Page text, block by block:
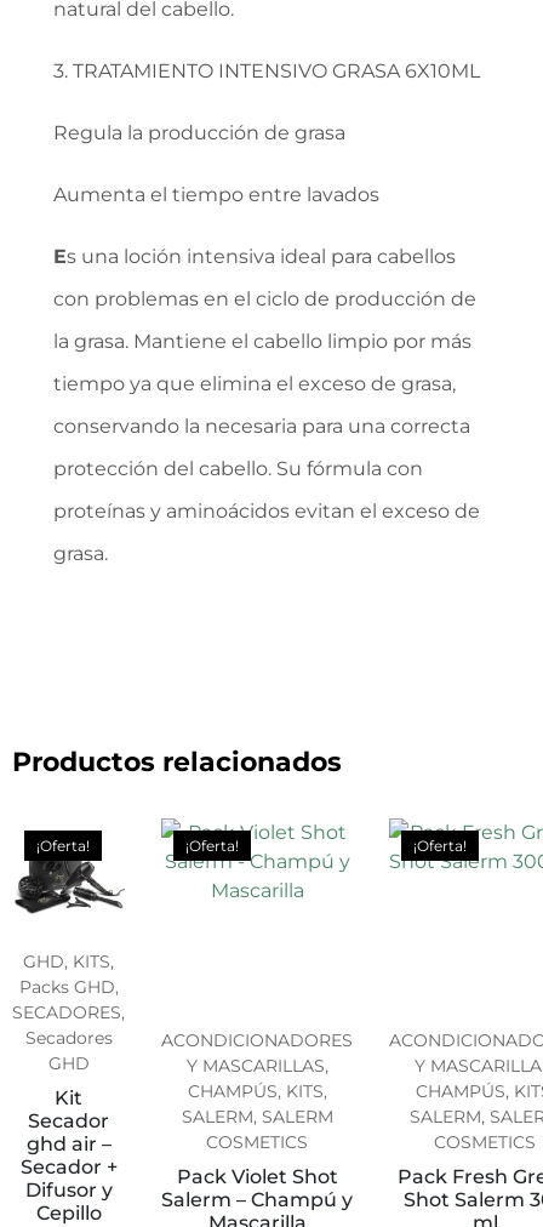
natural del cabello.
3. TRATAMIENTO INTENSIVO GRASA 6X10ML
Regula la producción de grasa
Aumenta el tiempo entre lavados
Es una loción intensiva ideal para cabellos
con problemas en el ciclo de producción de
la grasa. Mantiene el cabello limpio por más
tiempo ya que elimina el exceso de grasa,
conservando la necesaria para una correcta
protección del cabello. Su fórmula con
proteínas y aminoácidos evitan el exceso de
grasa.
Productos relacionados
¡Oferta!
GHD, KITS,
Packs GHD,
SECADORES,
Secadores
GHD
Kit
Secador
ghd air –
Secador +
Difusor y
Cepillo
¡Oferta!
ACONDICIONADORES
Y MASCARILLAS,
CHAMPÚS, KITS,
SALERM, SALERM
COSMETICS
Pack Violet Shot
Salerm – Champú y
¡Oferta!
Y
CHAMPÚS,
SALERM,
COSMETICS
Pack Fresh
Shot Salerm